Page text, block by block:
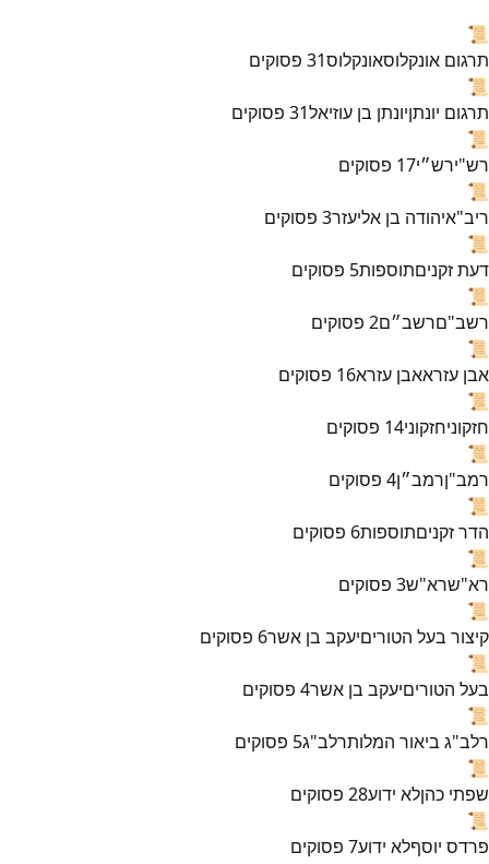
📜
תרגום אונקלוסאונקלוס31 פסוקים
📜
תרגום יונתןיונתן בן עוזיאל31 פסוקים
📜
רש"ירש״י17 פסוקים
📜
ריב"איהודה בן אליעזר3 פסוקים
📜
דעת זקניםתוספות5 פסוקים
📜
רשב"םרשב״ם2 פסוקים
📜
אבן עזראאבן עזרא16 פסוקים
📜
חזקוניחזקוני14 פסוקים
📜
רמב"ןרמב״ן4 פסוקים
📜
הדר זקניםתוספות6 פסוקים
📜
רא"שרא"ש3 פסוקים
📜
קיצור בעל הטוריםיעקב בן אשר6 פסוקים
📜
בעל הטוריםיעקב בן אשר4 פסוקים
📜
רלב"ג ביאור המלותרלב"ג5 פסוקים
📜
שפתי כהןלא ידוע28 פסוקים
📜
פרדס יוסףלא ידוע7 פסוקים